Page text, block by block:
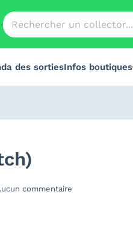
des sortiesInfos boutiques
commentaire